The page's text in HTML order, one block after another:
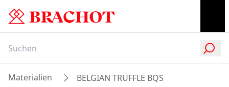
Materialien BELGIAN TRUFFLE BQS